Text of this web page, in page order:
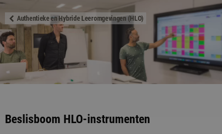
Authentieke en Hybride Leeromgevingen (HLO)
Beslisboom HLO-instrumenten